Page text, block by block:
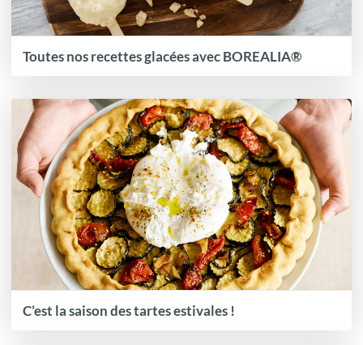
Toutes nos recettes glacées avec BOREALIA®
C’est la saison des tartes estivales !